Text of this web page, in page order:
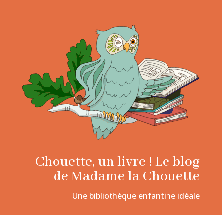
Chouette, un livre ! Le blog
de Madame la Chouette
Une bibliothèque enfantine idéale